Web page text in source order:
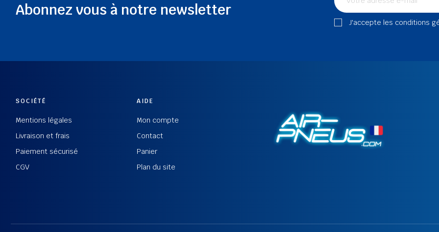
Abonnez vous à notre newsletter
J'accepte les conditions
SOCIÉTÉ
Mentions légales
Livraison et frais
Paiement sécurisé
CGV
AIDE
Mon compte
Contact
Panier
Plan du site